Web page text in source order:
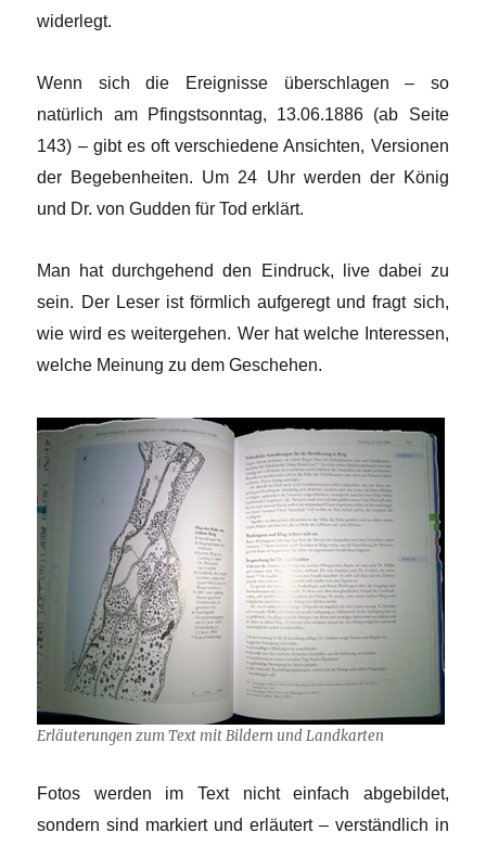
widerlegt.
Wenn sich die Ereignisse überschlagen – so
natürlich am Pfingstsonntag, 13.06.1886 (ab Seite
143) – gibt es oft verschiedene Ansichten, Versionen
der Begebenheiten. Um 24 Uhr werden der König
und Dr. von Gudden für Tod erklärt.
Man hat durchgehend den Eindruck, live dabei zu
sein. Der Leser ist förmlich aufgeregt und fragt sich,
wie wird es weitergehen. Wer hat welche Interessen,
welche Meinung zu dem Geschehen.
Erläuterungen zum Text mit Bildern und Landkarten
Fotos werden im Text nicht einfach abgebildet,
sondern sind markiert und erläutert – verständlich in